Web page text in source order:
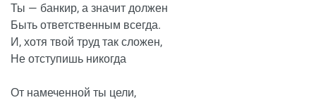
Ты — банкир, а значит должен
Быть ответственным всегда.
И, хотя твой труд так сложен,
Не отступишь никогда
От намеченной ты цели,